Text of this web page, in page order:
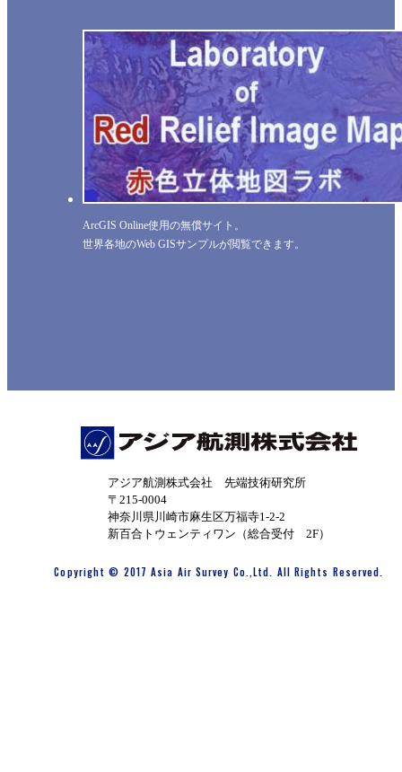
ArcGIS Online使用の無償サイト。
世界各地のWeb GISサンプルが閲覧できます。
アジア航測株式会社 先端技術研究所
〒215-0004
神奈川県川崎市麻生区万福寺1-2-2
新百合トウェンティワン（総合受付 2F）
Copyright © 2017 Asia Air Survey Co.,Ltd. All Rights Reserved.